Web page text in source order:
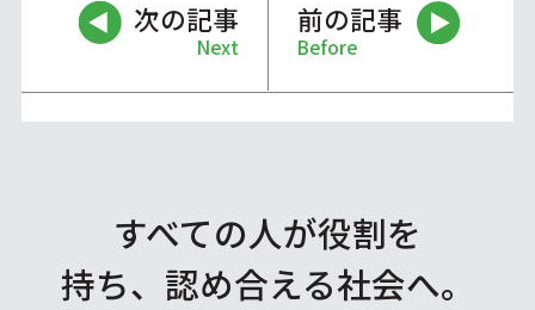
次の記事
Next
前の記事
Before
すべての人が役割を
持ち、認め合える社会へ。